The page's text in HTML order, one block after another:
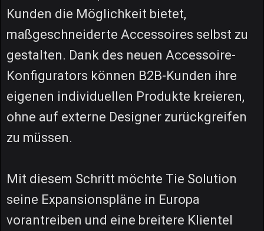
Kunden die Möglichkeit bietet,
maßgeschneiderte Accessoires selbst zu
gestalten. Dank des neuen Accessoire-
Konfigurators können B2B-Kunden ihre
eigenen individuellen Produkte kreieren,
ohne auf externe Designer zurückgreifen
zu müssen.
Mit diesem Schritt möchte Tie Solution
seine Expansionspläne in Europa
vorantreiben und eine breitere Klientel